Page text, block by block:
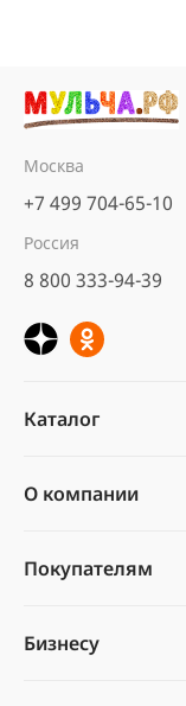
Москва
+7 499 704-65-10
Россия
8 800 333-94-39
Каталог
О компании
Покупателям
Бизнесу